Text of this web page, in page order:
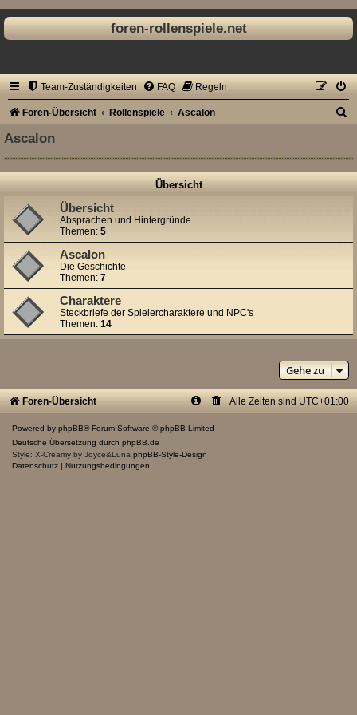
foren-rollenspiele.net
Team-Zuständigkeiten FAQ Regeln
Foren-Übersicht Rollenspiele Ascalon
h
Ascalon
Übersicht
Übersicht
Absprachen und Hintergründe
Themen: 5
Ascalon
Die Geschichte
Themen: 7
Charaktere
Steckbriefe der Spielercharaktere und NPC's
Themen: 14
Gehe zu
Foren-Übersicht Alle Zeiten sind UTC+01:00
Powered by phpBB® Forum Software © phpBB Limited
Deutsche Übersetzung durch phpBB.de
Style: X-Creamy by Joyce&Luna phpBB-Style-Design
Datenschutz | Nutzungsbedingungen